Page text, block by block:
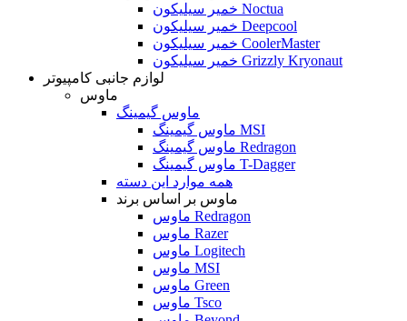
خمیر سیلیکون Noctua
خمیر سیلیکون Deepcool
خمیر سیلیکون CoolerMaster
خمیر سیلیکون Grizzly Kryonaut
لوازم جانبی کامپیوتر
ماوس
ماوس گیمینگ
ماوس گیمینگ MSI
ماوس گیمینگ Redragon
ماوس گیمینگ T-Dagger
همه موارد این دسته
ماوس بر اساس برند
ماوس Redragon
ماوس Razer
ماوس Logitech
ماوس MSI
ماوس Green
ماوس Tsco